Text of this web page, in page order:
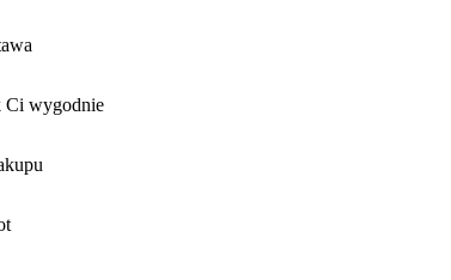
Ci wygodnie